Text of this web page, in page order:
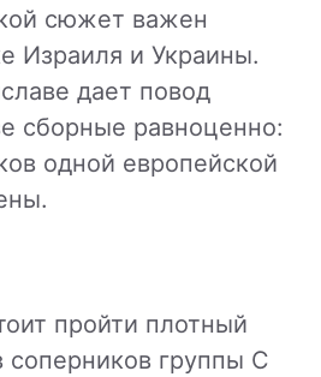
сюжет важен
Израиля и Украины.
дает повод
сборные равноценно:
одной европейской
пройти плотный
соперников группы C